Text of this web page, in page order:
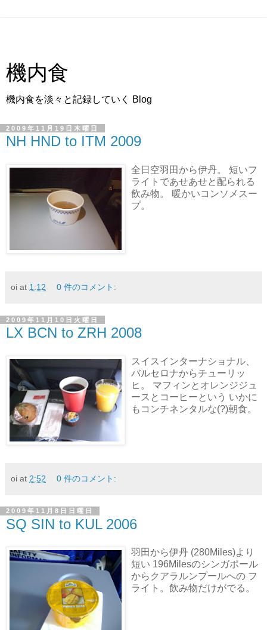
機内食
機内食を淡々と記録していく Blog
2009年11月19日木曜日
NH HND to ITM 2009
全日空羽田から伊丹。 短いフ
ライトであせあせと配られる
飲み物。 暖かいコンソメスー
プ。
oi at 1:12 0 件のコメント:
2009年11月10日火曜日
LX BCN to ZRH 2008
スイスインターナショナル、
バルセロナからチューリッ
ヒ。 マフィンとオレンジジュ
ースとコーヒーという いかに
もコンチネンタルな(?)朝食。
oi at 2:52 0 件のコメント:
2009年11月8日日曜日
SQ SIN to KUL 2006
羽田から伊丹 (280Miles)より
短い 196Milesのシンガポール
からクアラルンプールへの フ
ライト。飲み物だけがでる。